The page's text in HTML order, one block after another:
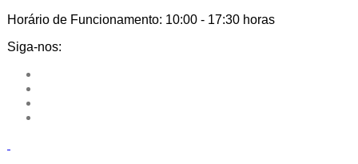
Horário de Funcionamento: 10:00 - 17:30 horas
Siga-nos: